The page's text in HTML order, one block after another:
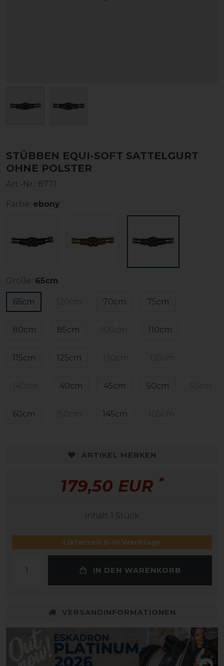
STÜBBEN EQUI-SOFT SATTELGURT
OHNE POLSTER
Art.-Nr.: 8771
Farbe: ebony
Größe: 65cm
65cm 70cm 75cm
80cm 85cm 110cm
115cm 125cm
40cm 45cm 50cm
60cm 145cm
ARTIKEL MERKEN
179,50 EUR *
Inhalt 1 Stück
Lieferzeit 6-10 Werktage
IN DEN WARENKORB
VERSANDINFORMATIONEN